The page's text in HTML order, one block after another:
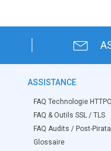
ASSISTANCE
FAQ Technologie
FAQ & Outils SSL / TLS
FAQ Audits / Post-
Glossaire